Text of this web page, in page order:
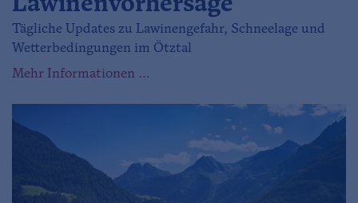
Lawinenvorhersage
Tägliche Updates zu Lawinengefahr, Schneelage und
Wetterbedingungen im Ötztal
Mehr Informationen …